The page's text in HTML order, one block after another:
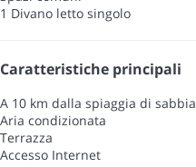
1 Divano letto singolo
Caratteristiche principali
A 10 km dalla spiaggia di sabbia
Aria condizionata
Terrazza
Accesso Internet